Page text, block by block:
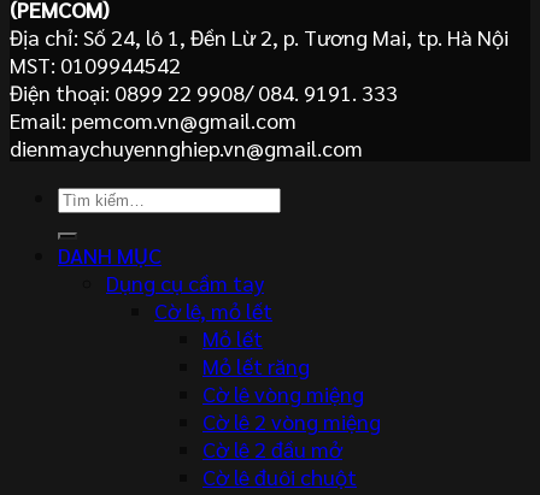
(PEMCOM)
Địa chỉ: Số 24, lô 1, Đền Lừ 2, p. Tương Mai, tp. Hà Nội
MST: 0109944542
Điện thoại: 0899 22 9908/ 084. 9191. 333
Email: pemcom.vn@gmail.com
dienmaychuyennghiep.vn@gmail.com
Tìm
DANH MỤC
Dụng cụ cầm tay
Cờ lê, mỏ lết
Mỏ lết
Mỏ lết răng
Cờ lê vòng miệng
Cờ lê 2 vòng miệng
Cờ lê 2 đầu mở
Cờ lê đuôi chuột